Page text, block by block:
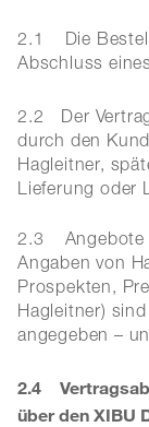
2.1 Die
Abschluss
2.2
Der
durch den
Hagleitner,
Lieferung oder
2.3 Angebote
Angaben von
Prospekten,
Hagleitner)
angegeben –
2.4
über den XIBU